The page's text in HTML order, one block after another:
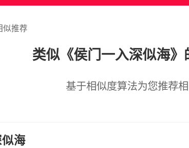
似推荐
类似《侯门一入深似海》
基于相似度算法为您推荐
海